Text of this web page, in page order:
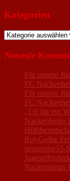
Kategorien
Kategorien
Neueste
Für unsere
FC
Für unsere
FC
„1:0 für ein
Nackenheim
Rot-Gelbe
neunzehn53-
Nackenheim